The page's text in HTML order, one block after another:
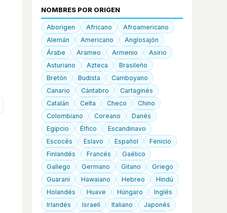
NOMBRES POR ORIGEN
Aborigen Africano
Afroamericano
Alemán
Americano
Anglosajón
Árabe
Arameo Armenio
Asirio
Asturiano
Azteca
Brasileño
Bretón
Budista
Camboyano
Canario
Cántabro
Cartaginés
Catalán
Celta Checo
Chino
Colombiano
Coreano
Danés
Egipcio
Élfico
Escandinavo
Escocés
Eslavo Español
Fenicio
Finlandés
Francés
Gaélico
Gallego
Germano Gitano
Griego
Guaraní
Hawaiano Hebreo
Hindú
Holandés
Huave Húngaro
Inglés
Irlandés
Israelí Italiano
Japonés